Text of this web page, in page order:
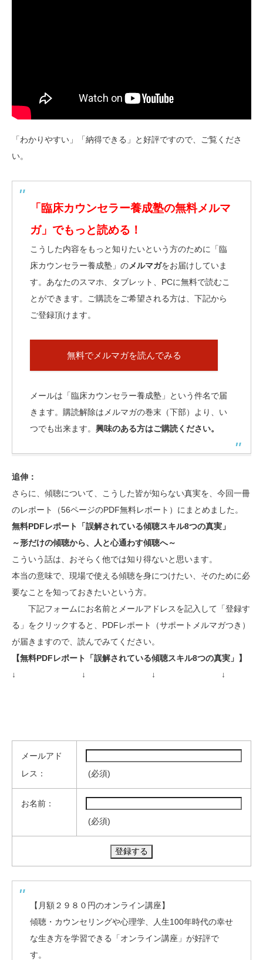
「わかりやすい」「納得できる」と好評ですので、ご覧くださ
い。
「臨床カウンセラー養成塾の無料メルマ
ガ」でもっと読める！
こうした内容をもっと知りたいという方のために「臨
床カウンセラー養成塾」のメルマガをお届けしていま
す。あなたのスマホ、タブレット、PCに無料で読むこ
とができます。ご購読をご希望される方は、下記から
ご登録頂けます。
無料でメルマガを読んでみる
メールは「臨床カウンセラー養成塾」という件名で届
きます。購読解除はメルマガの巻末（下部）より、い
つでも出来ます。 興味のある方はご購読ください。
追伸：
さらに、傾聴について、こうした皆が知らない真実を、今回一冊
のレポート（56ページのPDF無料レポート）にまとめました。
無料PDFレポート「誤解されている傾聴スキル8つの真実」
～形だけの傾聴から、人と心通わす傾聴へ～
こういう話は、おそらく他では知り得ないと思います。
本当の意味で、現場で使える傾聴を身につけたい、そのために必
要なことを知っておきたいという方。
下記フォームにお名前とメールアドレスを記入して「登録す
る」をクリックすると、PDFレポート（サポートメルマガつき）
が届きますので、読んでみてください。
【無料PDFレポート「誤解されている傾聴スキル8つの真実」】
↓
↓ ↓ ↓
メールアド
レス：
(必須)
お名前：
(必須)
【月額２９８０円のオンライン講座】
傾聴・カウンセリングや心理学、人生100年時代の幸せ
な生き方を学習できる「オンライン講座」が好評で
す。